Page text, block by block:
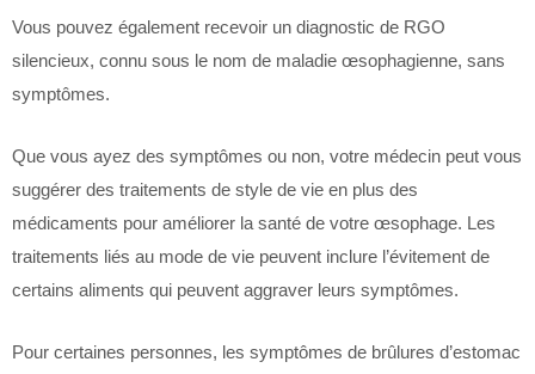
Vous pouvez également recevoir un diagnostic de RGO
silencieux, connu sous le nom de maladie œsophagienne, sans
symptômes.
Que vous ayez des symptômes ou non, votre médecin peut vous
suggérer des traitements de style de vie en plus des
médicaments pour améliorer la santé de votre œsophage. Les
traitements liés au mode de vie peuvent inclure l’évitement de
certains aliments qui peuvent aggraver leurs symptômes.
Pour certaines personnes, les symptômes de brûlures d’estomac